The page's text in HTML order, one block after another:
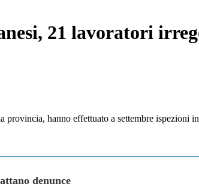
21 lavoratori
hanno effettuato a settembre ispezioni
denunce